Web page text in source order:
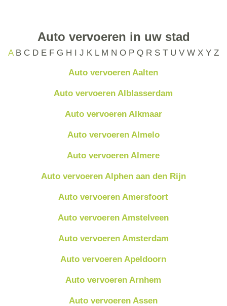
Auto vervoeren in uw stad
A B C D E F G H I J K L M N O P Q R S T U V W X Y Z
Auto vervoeren Aalten
Auto vervoeren Alblasserdam
Auto vervoeren Alkmaar
Auto vervoeren Almelo
Auto vervoeren Almere
Auto vervoeren Alphen aan den Rijn
Auto vervoeren Amersfoort
Auto vervoeren Amstelveen
Auto vervoeren Amsterdam
Auto vervoeren Apeldoorn
Auto vervoeren Arnhem
Auto vervoeren Assen